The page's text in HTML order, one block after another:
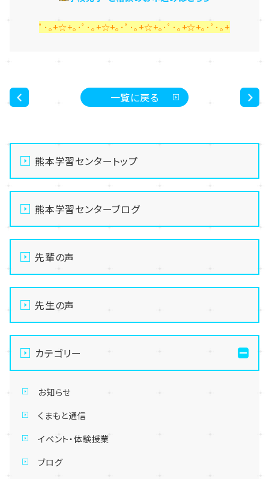
ﾟ･｡+☆+｡･ﾟ･｡+☆+｡･ﾟ･｡+☆+｡･ﾟ･｡+☆+｡･ﾟ･｡+
一覧に戻る
熊本学習センタートップ
熊本学習センターブログ
先輩の声
先生の声
カテゴリー
お知らせ
くまもと通信
イベント・体験授業
ブログ